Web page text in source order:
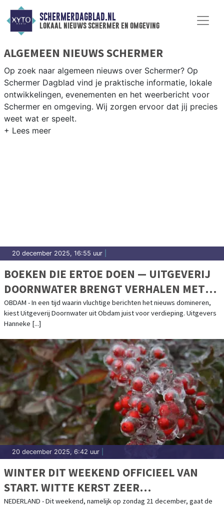
SCHERMERDAGBLAD.NL
lokaal nieuws schermer en omgeving
ALGEMEEN NIEUWS SCHERMER
Op zoek naar algemeen nieuws over Schermer? Op
Schermer Dagblad vind je praktische informatie, lokale
ontwikkelingen, evenementen en het weerbericht voor
Schermer en omgeving. Wij zorgen ervoor dat jij precies
weet wat er speelt.
20 december 2025, 16:55 uur
BOEKEN DIE ERTOE DOEN — UITGEVERIJ
DOORNWATER BRENGT VERHALEN MET
EEN GEWETEN
OBDAM - In een tijd waarin vluchtige berichten het nieuws domineren,
kiest Uitgeverij Doornwater uit Obdam juist voor verdieping. Uitgevers
Hanneke [...]
20 december 2025, 6:42 uur
WINTER DIT WEEKEND OFFICIEEL VAN
START. WITTE KERST ZEER
ONWAARSCHIJNLIJK, MAAR WEL FLINK
NEDERLAND - Dit weekend, namelijk op zondag 21 december, gaat de